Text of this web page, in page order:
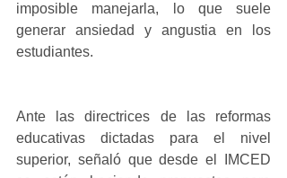
imposible manejarla, lo que suele
generar ansiedad y angustia en los
estudiantes.
Ante las directrices de las reformas
educativas dictadas para el nivel
superior, señaló que desde el IMCED